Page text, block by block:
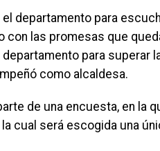
departamento para
las promesas que
para superar
como alcaldesa.
de una encuesta, en la
la cual será escogida una